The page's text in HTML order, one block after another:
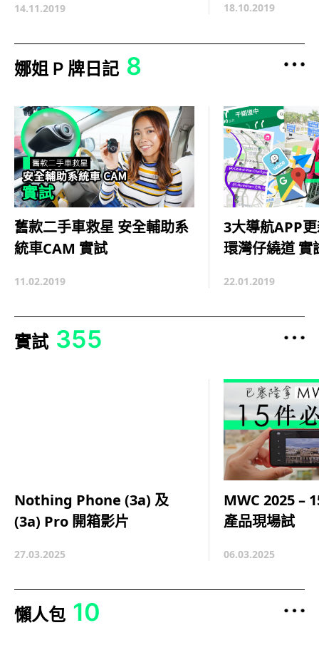
14.11.2019 18.10.2019
娜姐 P 牌日記 8
舊款二手車救星 安全輔助系
統車CAM 實試
11.02.2019
3大導航APP
環灣仔繞道 實
22.01.2019
實試 355
Nothing Phone (3a) 及
(3a) Pro 開箱影片
27.03.2025
MWC 2025 –
產品現場試
06.03.2025
懶人包 10